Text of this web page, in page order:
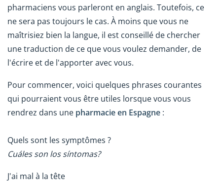
pharmaciens vous parleront en anglais. Toutefois, ce
ne sera pas toujours le cas. À moins que vous ne
maîtrisiez bien la langue, il est conseillé de chercher
une traduction de ce que vous voulez demander, de
l'écrire et de l'apporter avec vous.
Pour commencer, voici quelques phrases courantes
qui pourraient vous être utiles lorsque vous vous
rendrez dans une pharmacie en Espagne :
Quels sont les symptômes ?
Cuáles son los síntomas?
J'ai mal à la tête